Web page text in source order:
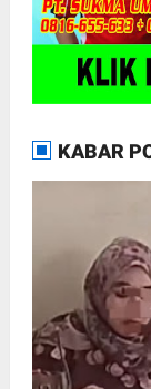
KABAR